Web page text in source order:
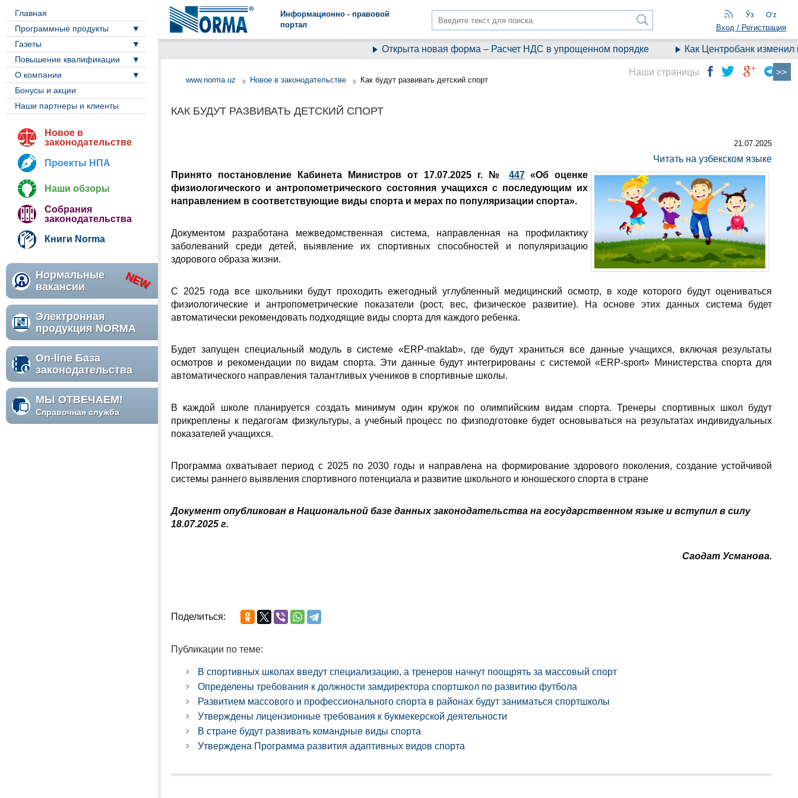
Информационно - правовой
портал
Ўз Oʻz
Вход / Регистрация
Главная
Программные продукты
Газеты
Повышение квалификации
О компании
Бонусы и акции
Наши партнеры и клиенты
Новое в
законодательстве
Проекты НПА
Наши обзоры
Собрания
законодательства
Книги Norma
Нормальные
вакансии
Электронная
продукция NORMA
On-line База
законодательства
МЫ ОТВЕЧАЕМ!
Справочная служба
Открыта новая форма – Расчет НДС в упрощенном порядке Как Центробанк изменил
www.norma.uz Новое в законодательстве Как будут развивать детский спорт
КАК БУДУТ РАЗВИВАТЬ ДЕТСКИЙ СПОРТ
21.07.2025
Читать на узбекском языке
Принято постановление Кабинета Министров от 17.07.2025 г. № 447«Об оценке
физиологического и антропометрического состояния учащихся с последующим их
направлением в соответствующие виды спорта и мерах по популяризации спорта».
Документом разработана межведомственная система, направленная на профилактику
заболеваний среди детей, выявление их спортивных способностей и популяризацию
здорового образа жизни.
С 2025 года все школьники будут проходить ежегодный углубленный медицинский осмотр, в ходе которого будут оцениваться
физиологические и антропометрические показатели (рост, вес, физическое развитие). На основе этих данных система будет
автоматически рекомендовать подходящие виды спорта для каждого ребенка.
Будет запущен специальный модуль в системе «ERP-maktab», где будут храниться все данные учащихся, включая результаты
осмотров и рекомендации по видам спорта. Эти данные будут интегрированы с системой «ERP-sport» Министерства спорта для
автоматического направления талантливых учеников в спортивные школы.
В каждой школе планируется создать минимум один кружок по олимпийским видам спорта. Тренеры спортивных школ будут
прикреплены к педагогам физкультуры, а учебный процесс по физподготовке будет основываться на результатах индивидуальных
показателей учащихся.
Программа охватывает период с 2025 по 2030 годы и направлена на формирование здорового поколения, создание устойчивой
системы раннего выявления спортивного потенциала и развитие школьного и юношеского спорта в стране
Документ опубликован в Национальной базе данных законодательства на государственном языке и вступил в силу
18.07.2025 г.
Саодат Усманова.
Поделиться:
Публикации по теме:
В спортивных школах введут специализацию, а тренеров начнут поощрять за массовый спорт
Определены требования к должности замдиректора спортшкол по развитию футбола
Развитием массового и профессионального спорта в районах будут заниматься спортшколы
Утверждены лицензионные требования к букмекерской деятельности
В стране будут развивать командные виды спорта
Утверждена Программа развития адаптивных видов спорта
Наши страницы